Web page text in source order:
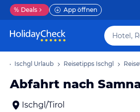
% Deals App öffnen
Ischgl Urlaub Reisetipps Ischgl
Abfahrt nach
Ischgl/Tirol